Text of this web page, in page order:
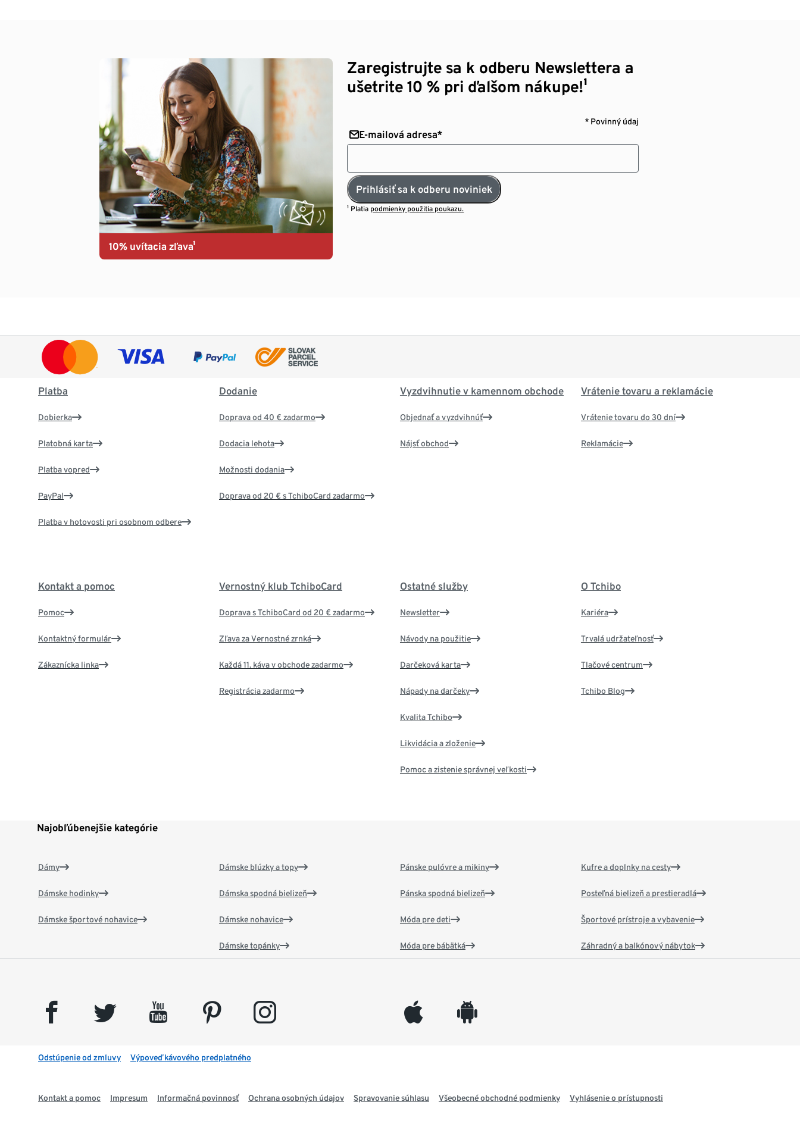
10% uvítacia zľava¹
Zaregistrujte sa k odberu Newslettera a
ušetrite 10 % pri ďalšom nákupe!¹
* Povinný údaj
E-mailová adresa*
Prihlásiť sa k odberu noviniek
¹ Platia podmienky použitia poukazu.
Platba
Dobierka
Platobná karta
Platba vopred
PayPal
Platba v hotovosti pri osobnom odbere
Dodanie
Doprava od 40 € zadarmo
Dodacia lehota
Možnosti dodania
Doprava od 20 € s TchiboCard zadarmo
Vyzdvihnutie v kamennom obchode
Objednať a vyzdvihnúť
Nájsť obchod
Vrátenie tovaru a reklamácie
Vrátenie tovaru do 30 dní
Reklamácie
Kontakt a pomoc
Pomoc
Kontaktný formulár
Zákaznícka linka
Vernostný klub TchiboCard
Doprava s TchiboCard od 20 € zadarmo
Zľava za Vernostné zrnká
Každá 11. káva v obchode zadarmo
Registrácia zadarmo
Ostatné služby
Newsletter
Návody na použitie
Darčeková karta
Nápady na darčeky
Kvalita Tchibo
Likvidácia a zloženie
Pomoc a zistenie správnej veľkosti
O Tchibo
Kariéra
Trvalá udržateľnosť
Tlačové centrum
Tchibo Blog
Najobľúbenejšie kategórie
Dámy
Dámske hodinky
Dámske športové nohavice
Dámske blúzky a topy
Dámska spodná bielizeň
Dámske nohavice
Dámske topánky
Pánske pulóvre a mikiny
Pánska spodná bielizeň
Móda pre deti
Móda pre bábätká
Kufre a doplnky na cesty
Posteľná bielizeň a prestieradlá
Športové prístroje a vybavenie
Záhradný a balkónový nábytok
facebook twitter youtube pinterest instagram appleinc android
Odstúpenie od zmluvy Výpoveď kávového predplatného
Kontakt a pomoc Impresum Informačná povinnosť Ochrana osobných údajov Spravovanie súhlasu Všeobecné obchodné podmienky Vyhlásenie o prístupnosti